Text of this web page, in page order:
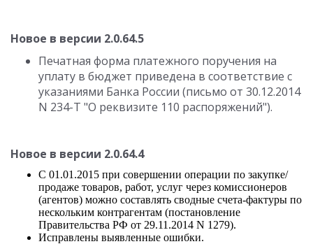
Новое в версии 2.0.64.5
Печатная форма платежного поручения на
уплату в бюджет приведена в соответствие с
указаниями Банка России (письмо от 30.12.2014
N 234-Т "О реквизите 110 распоряжений").
Новое в версии 2.0.64.4
С 01.01.2015 при совершении операции по закупке/
продаже товаров, работ, услуг через комиссионеров
(агентов) можно составлять сводные счета-фактуры по
нескольким контрагентам (постановление
Правительства РФ от 29.11.2014 N 1279).
Исправлены выявленные ошибки.